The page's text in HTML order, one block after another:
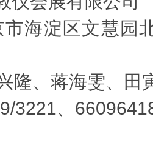
海淀区文慧园
隆、蒋海雯、田
3221、